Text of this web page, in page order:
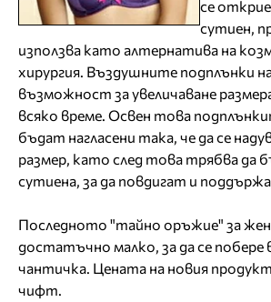
се
сутиен,
използва като алтернатива на
хирургия. Въздушните подплънки
възможност за увеличаване
всяко време. Освен това
бъдат нагласени така, че да се
размер, като след това трябва да
сутиена, за да повдигат и
Последното "тайно оръжие" за
достатъчно малко, за да се побере
чантичка. Цената на новия продукт
чифт.